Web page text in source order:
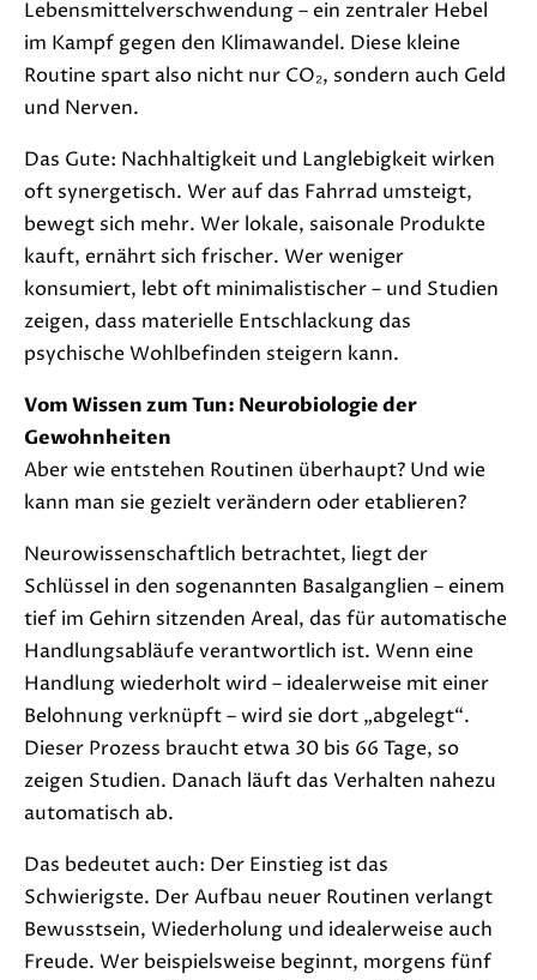
Lebensmittelverschwendung – ein zentraler Hebel
im Kampf gegen den Klimawandel. Diese kleine
Routine spart also nicht nur CO₂, sondern auch Geld
und Nerven.
Das Gute: Nachhaltigkeit und Langlebigkeit wirken
oft synergetisch. Wer auf das Fahrrad umsteigt,
bewegt sich mehr. Wer lokale, saisonale Produkte
kauft, ernährt sich frischer. Wer weniger
konsumiert, lebt oft minimalistischer – und Studien
zeigen, dass materielle Entschlackung das
psychische Wohlbefinden steigern kann.
Vom Wissen zum Tun: Neurobiologie der
Gewohnheiten
Aber wie entstehen Routinen überhaupt? Und wie
kann man sie gezielt verändern oder etablieren?
Neurowissenschaftlich betrachtet, liegt der
Schlüssel in den sogenannten Basalganglien – einem
tief im Gehirn sitzenden Areal, das für automatische
Handlungsabläufe verantwortlich ist. Wenn eine
Handlung wiederholt wird – idealerweise mit einer
Belohnung verknüpft – wird sie dort „abgelegt“.
Dieser Prozess braucht etwa 30 bis 66 Tage, so
zeigen Studien. Danach läuft das Verhalten nahezu
automatisch ab.
Das bedeutet auch: Der Einstieg ist das
Schwierigste. Der Aufbau neuer Routinen verlangt
Bewusstsein, Wiederholung und idealerweise auch
Freude. Wer beispielsweise beginnt, morgens fünf